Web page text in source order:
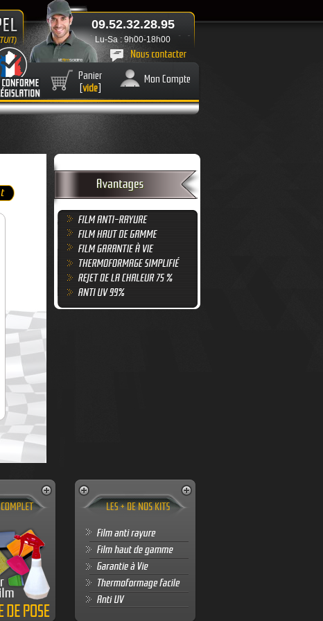
Lu-Sa : 9h00-18h00
09.52.32.28.95
Panier
[vide]
Mon Compte